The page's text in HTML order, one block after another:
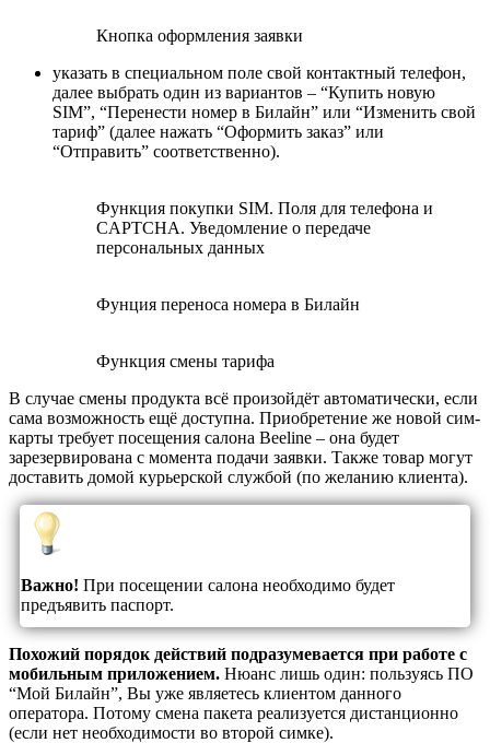
Кнопка оформления заявки
указать в специальном поле свой контактный телефон,
далее выбрать один из вариантов – “Купить новую
SIM”, “Перенести номер в Билайн” или “Изменить свой
тариф” (далее нажать “Оформить заказ” или
“Отправить” соответственно).
Функция покупки SIM. Поля для телефона и
CAPTCHA. Уведомление о передаче
персональных данных
Фунция переноса номера в Билайн
Функция смены тарифа
В случае смены продукта всё произойдёт автоматически, если
сама возможность ещё доступна. Приобретение же новой сим-
карты требует посещения салона Beeline – она будет
зарезервирована с момента подачи заявки. Также товар могут
доставить домой курьерской службой (по желанию клиента).
Важно! При посещении салона необходимо будет
предъявить паспорт.
Похожий порядок действий подразумевается при работе с
мобильным приложением. Нюанс лишь один: пользуясь ПО
“Мой Билайн”, Вы уже являетесь клиентом данного
оператора. Потому смена пакета реализуется дистанционно
(если нет необходимости во второй симке).